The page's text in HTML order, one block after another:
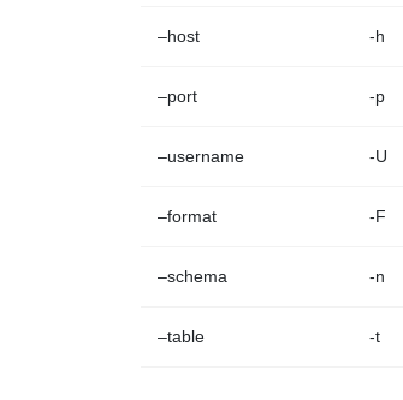
–host -h
–port -p
–username -U
–format -F
–schema -n
–table -t